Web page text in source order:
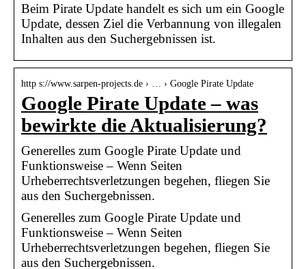
Beim Pirate Update handelt es sich um ein Google
Update, dessen Ziel die Verbannung von illegalen
Inhalten aus den Suchergebnissen ist.
http s://www.sarpen-projects.de › … › Google Pirate Update
Google Pirate Update – was
bewirkte die Aktualisierung?
Generelles zum Google Pirate Update und
Funktionsweise – Wenn Seiten
Urheberrechtsverletzungen begehen, fliegen Sie
aus den Suchergebnissen.
Generelles zum Google Pirate Update und
Funktionsweise – Wenn Seiten
Urheberrechtsverletzungen begehen, fliegen Sie
aus den Suchergebnissen.